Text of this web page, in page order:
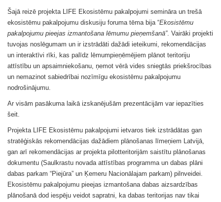
Šajā reizē projekta LIFE Ekosistēmu pakalpojumi semināra un trešā
ekosistēmu pakalpojumu diskusiju foruma tēma bija “Ekosistēmu
pakalpojumu pieejas izmantošana lēmumu pieņemšanā”. Vairāki projekti
tuvojas noslēgumam un ir izstrādāti dažādi ieteikumi, rekomendācijas
un interaktīvi rīki, kas palīdz lēmumpieņēmējiem plānot teritoriju
attīstību un apsaimniekošanu, ņemot vērā vides sniegtās priekšrocības
un nemazinot sabiedrībai nozīmīgu ekosistēmu pakalpojumu
nodrošinājumu.
Ar visām pasākuma laikā izskanējušām prezentācijām var iepazīties
šeit.
Projekta LIFE Ekosistēmu pakalpojumi ietvaros tiek izstrādātas gan
stratēģiskās rekomendācijas dažādiem plānošanas līmeņiem Latvijā,
gan arī rekomendācijas ar projekta pilotteritorijām saistītu plānošanas
dokumentu (Saulkrastu novada attīstības programma un dabas plāni
dabas parkam “Piejūra” un Ķemeru Nacionālajam parkam) pilnveidei.
Ekosistēmu pakalpojumu pieejas izmantošana dabas aizsardzības
plānošanā dod iespēju veidot sapratni, ka dabas teritorijas nav tikai